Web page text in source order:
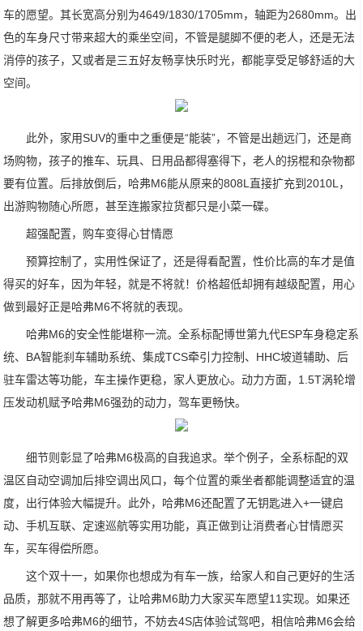
车的愿望。其长宽高分别为4649/1830/1705mm，轴距为2680mm。出
色的车身尺寸带来超大的乘坐空间，不管是腿脚不便的老人，还是无法
消停的孩子，又或者是三五好友畅享快乐时光，都能享受足够舒适的大
空间。
此外，家用SUV的重中之重便是“能装”，不管是出趟远门，还是商
场购物，孩子的推车、玩具、日用品都得塞得下，老人的拐棍和杂物都
要有位置。后排放倒后，哈弗M6能从原来的808L直接扩充到2010L，
出游购物随心所愿，甚至连搬家拉货都只是小菜一碟。
超强配置，购车变得心甘情愿
预算控制了，实用性保证了，还是得看配置，性价比高的车才是值
得买的好车，因为年轻，就是不将就！价格超低却拥有越级配置，用心
做到最好正是哈弗M6不将就的表现。
哈弗M6的安全性能堪称一流。全系标配博世第九代ESP车身稳定系
统、BA智能刹车辅助系统、集成TCS牵引力控制、HHC坡道辅助、后
驻车雷达等功能，车主操作更稳，家人更放心。动力方面，1.5T涡轮增
压发动机赋予哈弗M6强劲的动力，驾车更畅快。
细节则彰显了哈弗M6极高的自我追求。举个例子，全系标配的双
温区自动空调加后排空调出风口，每个位置的乘坐者都能调整适宜的温
度，出行体验大幅提升。此外，哈弗M6还配置了无钥匙进入+一键启
动、手机互联、定速巡航等实用功能，真正做到让消费者心甘情愿买
车，买车得偿所愿。
这个双十一，如果你也想成为有车一族，给家人和自己更好的生活
品质，那就不用再等了，让哈弗M6助力大家买车愿望11实现。如果还
想了解更多哈弗M6的细节，不妨去4S店体验试驾吧，相信哈弗M6会给